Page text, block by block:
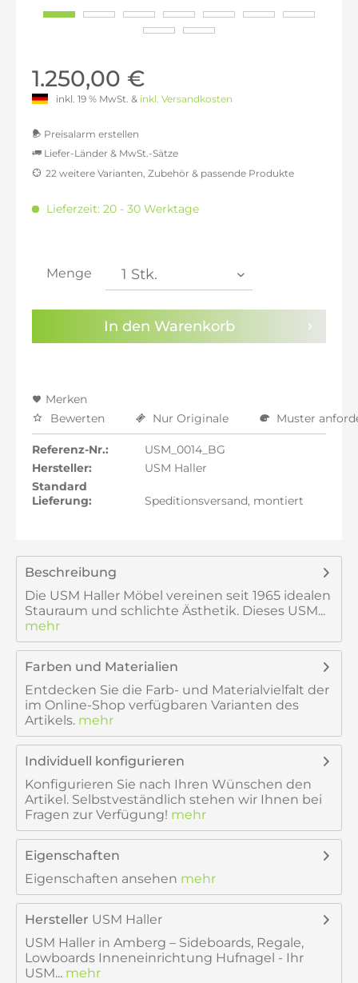
1.250,00 €
inkl. 19 % MwSt. & inkl. Versandkosten
Preisalarm erstellen
Sie haben dieDatenschutzbestimmungenzur
Kenntnis genommen.
Liefer-Länder & MwSt.-Sätze
inkl. 16% MwSt.: 1.218,49 €
inkl. 20% MwSt.: 1.260,50 €
inkl. 21% MwSt.: 1.271,01 €
inkl. 22% MwSt.: 1.281,51 €
22 weitere Varianten, Zubehör & passende Produkte
Lieferzeit: 20 - 30 Werktage
Menge
In den Warenkorb
Merken
Bewerten
Nur Originale Muster
Referenz-Nr.:
USM_0014_BG
Hersteller:
USM Haller
Standard
Lieferung:
Speditionsversand, montiert
Beschreibung
Die USM Haller Möbel vereinen seit 1965 idealen
Stauraum und schlichte Ästhetik. Dieses USM...
mehr
Farben und Materialien
Entdecken Sie die Farb- und Materialvielfalt der
im Online-Shop verfügbaren Varianten des
Artikels. mehr
Individuell konfigurieren
Konfigurieren Sie nach Ihren Wünschen den
Artikel. Selbstveständlich stehen wir Ihnen bei
Fragen zur Verfügung! mehr
Eigenschaften
Eigenschaften ansehen mehr
Hersteller USM Haller
USM Haller in Amberg – Sideboards, Regale,
Lowboards Inneneinrichtung Hufnagel - Ihr
USM... mehr